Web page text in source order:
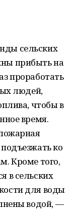
сельских
прибыть на
проработать
людей,
чтобы в
время.
ко
Кроме того,
в сельских
для воды
водой, —